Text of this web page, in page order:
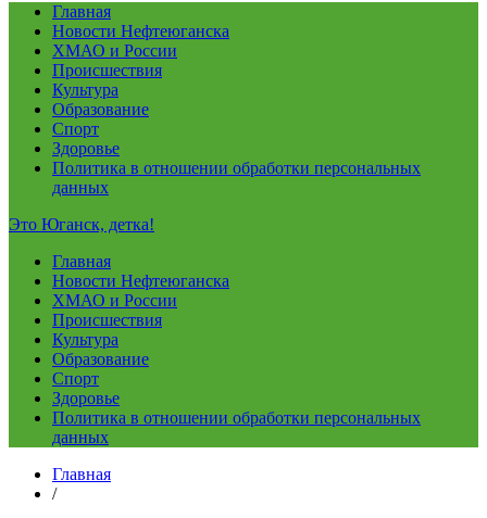
Главная
Новости Нефтеюганска
ХМАО и России
Происшествия
Культура
Образование
Спорт
Здоровье
Политика в отношении обработки персональных
данных
Это Юганск, детка!
Главная
Новости Нефтеюганска
ХМАО и России
Происшествия
Культура
Образование
Спорт
Здоровье
Политика в отношении обработки персональных
данных
Главная
/